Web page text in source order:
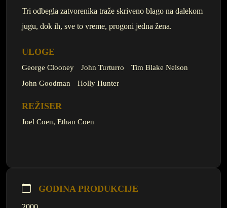
Tri odbegla zatvorenika traže skriveno blago na dalekom
jugu, dok ih, sve to vreme, progoni jedna žena.
ULOGE
George Clooney John Turturro
Tim Blake Nelson
John Goodman
Holly Hunter
REŽISER
Joel Coen, Ethan Coen
GODINA PRODUKCIJE